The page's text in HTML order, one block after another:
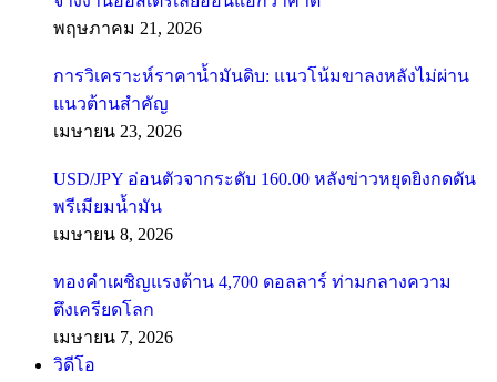
พฤษภาคม 21, 2026
การวิเคราะห์ราคาน้ำมันดิบ: แนวโน้มขาลงหลังไม่ผ่าน
แนวต้านสำคัญ
เมษายน 23, 2026
USD/JPY อ่อนตัวจากระดับ 160.00 หลังข่าวหยุดยิงกดดัน
พรีเมียมน้ำมัน
เมษายน 8, 2026
ทองคำเผชิญแรงต้าน 4,700 ดอลลาร์ ท่ามกลางความ
ตึงเครียดโลก
เมษายน 7, 2026
วิดีโอ